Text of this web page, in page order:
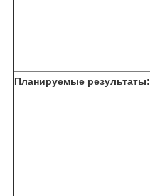
Планируемые результаты: